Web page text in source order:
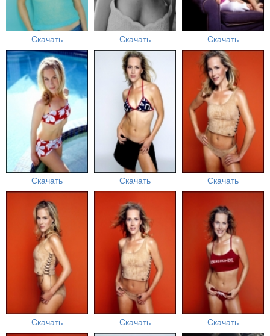
Скачать Скачать Скачать
Скачать Скачать Скачать
Скачать Скачать Скачать